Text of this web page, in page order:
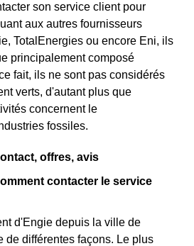
son service client pour
aux autres fournisseurs
TotalEnergies ou encore Eni, ils
principalement composé
fait, ils ne sont pas considérés
verts, d'autant plus que
concernent le
fossiles.
offres, avis
contacter le service
d'Engie depuis la ville de
de différentes façons. Le plus